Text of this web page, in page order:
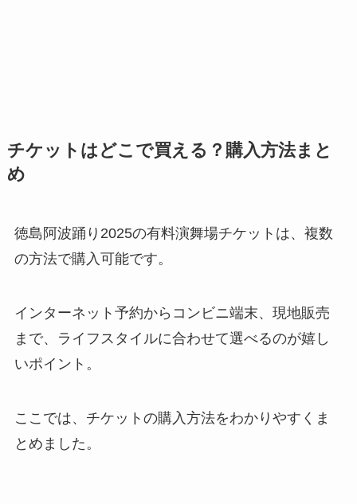
チケットはどこで買える？購入方法まと
め
徳島阿波踊り2025の有料演舞場チケットは、複数
の方法で購入可能です。
インターネット予約からコンビニ端末、現地販売
まで、ライフスタイルに合わせて選べるのが嬉し
いポイント。
ここでは、チケットの購入方法をわかりやすくま
とめました。